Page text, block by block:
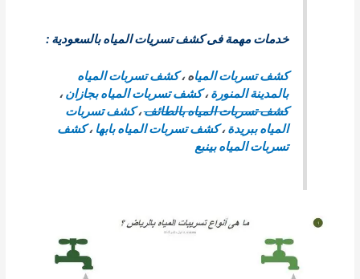
خدمات مهمة فى كشف تسريات المياه بالسعودية :
كشف تسربات المياه ،كشف تسربات المياه
بالمدينة المنورة،كشف تسربات المياه بجازان،
كشف تسربات المياه بالطائف،كشف تسربات
المياه ببريدة،كشف تسربات المياه بابها ،كشف
تسربات المياه بينبع